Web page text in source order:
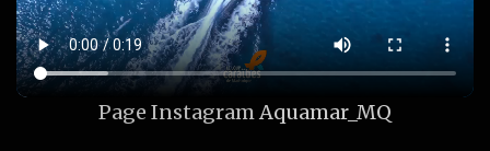
Page InstagramAquamar_MQ